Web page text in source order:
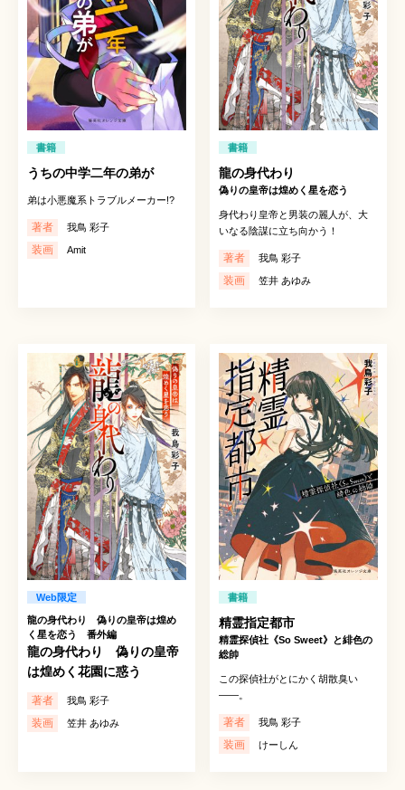
書籍
うちの中学二年の弟が
弟は小悪魔系トラブルメーカー!?
著者 我鳥 彩子
装画 Amit
書籍
龍の身代わり
偽りの皇帝は煌めく星を恋う
身代わり皇帝と男装の麗人が、大
いなる陰謀に立ち向かう！
著者 我鳥 彩子
装画 笠井 あゆみ
Web限定
龍の身代わり 偽りの皇帝は煌め
く星を恋う 番外編
龍の身代わり 偽りの皇帝
は煌めく花園に惑う
著者 我鳥 彩子
装画 笠井 あゆみ
書籍
精霊指定都市
精霊探偵社《So Sweet》と緋色の
総帥
この探偵社がとにかく胡散臭い
――。
著者 我鳥 彩子
装画 けーしん